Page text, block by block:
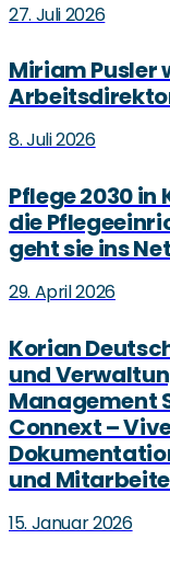
27. Juli 2026
Miriam Pusler
8. Juli 2026
Pflege 2030 in
die
geht sie ins
29. April 2026
Korian
und
Management
Connext –
und
15. Januar 2026